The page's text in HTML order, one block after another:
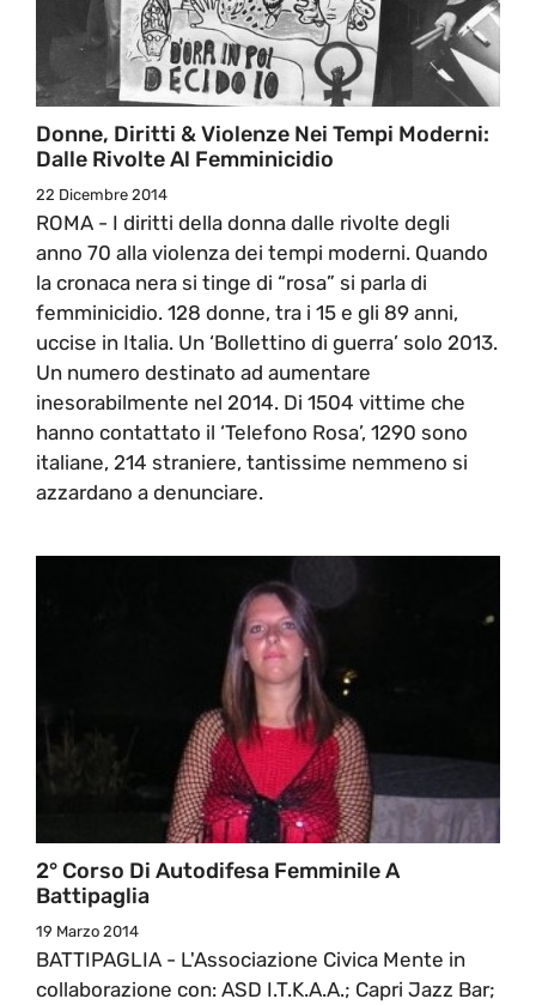
Donne, Diritti & Violenze Nei Tempi Moderni:
Dalle Rivolte Al Femminicidio
22 Dicembre 2014
ROMA - I diritti della donna dalle rivolte degli
anno 70 alla violenza dei tempi moderni. Quando
la cronaca nera si tinge di “rosa” si parla di
femminicidio. 128 donne, tra i 15 e gli 89 anni,
uccise in Italia. Un ‘Bollettino di guerra’ solo 2013.
Un numero destinato ad aumentare
inesorabilmente nel 2014. Di 1504 vittime che
hanno contattato il ‘Telefono Rosa’, 1290 sono
italiane, 214 straniere, tantissime nemmeno si
azzardano a denunciare.
2° Corso Di Autodifesa Femminile A
Battipaglia
19 Marzo 2014
BATTIPAGLIA - L'Associazione Civica Mente in
collaborazione con: ASD I.T.K.A.A.; Capri Jazz Bar;